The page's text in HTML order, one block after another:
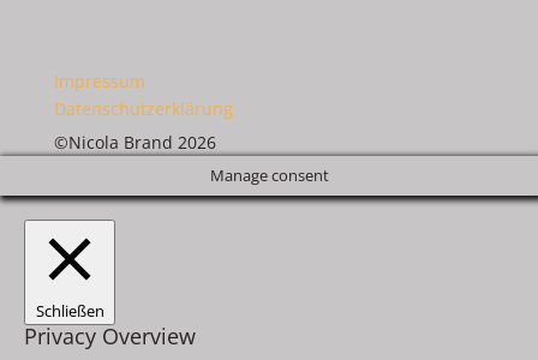
Impressum
Datenschutzerklärung
©Nicola Brand 2026
Manage consent
Schließen
Privacy Overview